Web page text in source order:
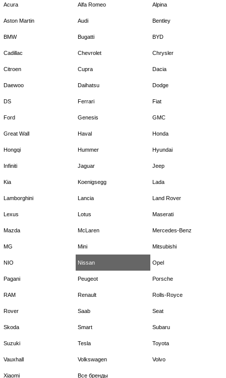
Acura Alfa Romeo Alpina
Aston Martin Audi Bentley
BMW Bugatti BYD
Cadillac Chevrolet Chrysler
Citroen Cupra Dacia
Daewoo Daihatsu Dodge
DS Ferrari Fiat
Ford Genesis GMC
Great Wall Haval Honda
Hongqi Hummer Hyundai
Infiniti Jaguar Jeep
Kia Koenigsegg Lada
Lamborghini Lancia Land Rover
Lexus Lotus Maserati
Mazda McLaren Mercedes-Benz
MG Mini Mitsubishi
NIO Nissan Opel
Pagani Peugeot Porsche
RAM Renault Rolls-Royce
Rover Saab Seat
Skoda Smart Subaru
Suzuki Tesla Toyota
Vauxhall Volkswagen Volvo
Xiaomi Все бренды